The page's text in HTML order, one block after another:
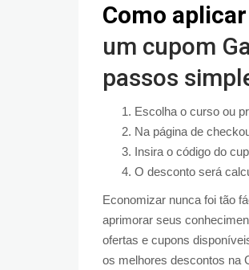
Como
um cupom
passos
Escolha o curso ou
Na página de
Insira o código do
O desconto será
Economizar nunca foi tão
aprimorar seus
ofertas e cupons
os melhores descontos na